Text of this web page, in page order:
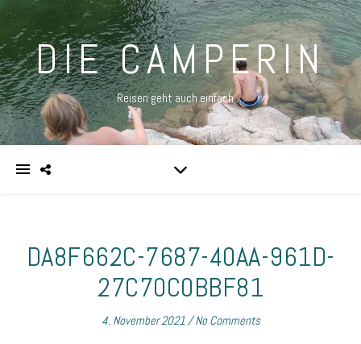
DIE CAMPERIN
Reisen geht auch einfach …
DA8F662C-7687-40AA-961D-
27C70C0BBF81
4. November 2021/ No Comments